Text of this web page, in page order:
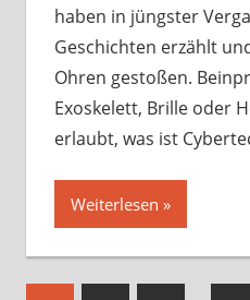
haben in jüngster
Geschichten erzählt
Ohren gestoßen.
Exoskelett, Brille oder
erlaubt, was ist
Weiterlesen